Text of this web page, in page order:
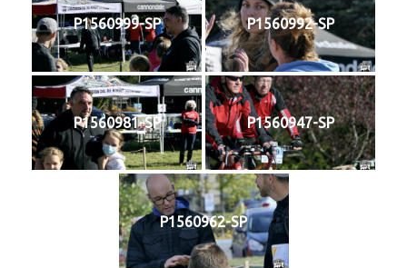
P1560999-SP P1560992-SP
P1560981-SP P1560947-SP
P1560962-SP